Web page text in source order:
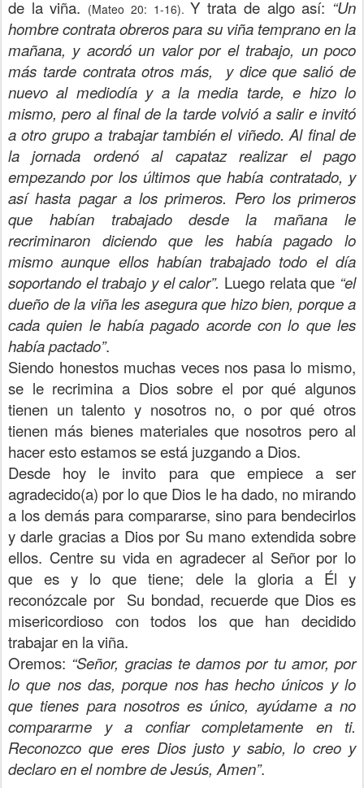
de la viña. (Mateo 20: 1-16). Y trata de algo así: “Un
hombre contrata obreros para su viña temprano en la
mañana, y acordó un valor por el trabajo, un poco
más tarde contrata otros más, y dice que salió de
nuevo al mediodía y a la media tarde, e hizo lo
mismo, pero al final de la tarde volvió a salir e invitó
a otro grupo a trabajar también el viñedo. Al final de
la jornada ordenó al capataz realizar el pago
empezando por los últimos que había contratado, y
así hasta pagar a los primeros. Pero los primeros
que habían trabajado desde la mañana le
recriminaron diciendo que les había pagado lo
mismo aunque ellos habían trabajado todo el día
soportando el trabajo y el calor”. Luego relata que “el
dueño de la viña les asegura que hizo bien, porque a
cada quien le había pagado acorde con lo que les
había pactado”.
Siendo honestos muchas veces nos pasa lo mismo,
se le recrimina a Dios sobre el por qué algunos
tienen un talento y nosotros no, o por qué otros
tienen más bienes materiales que nosotros pero al
hacer esto estamos se está juzgando a Dios.
Desde hoy le invito para que empiece a ser
agradecido(a) por lo que Dios le ha dado, no mirando
a los demás para compararse, sino para bendecirlos
y darle gracias a Dios por Su mano extendida sobre
ellos. Centre su vida en agradecer al Señor por lo
que es y lo que tiene; dele la gloria a Él y
reconózcale por Su bondad, recuerde que Dios es
misericordioso con todos los que han decidido
trabajar en la viña.
Oremos: “Señor, gracias te damos por tu amor, por
lo que nos das, porque nos has hecho únicos y lo
que tienes para nosotros es único, ayúdame a no
compararme y a confiar completamente en ti.
Reconozco que eres Dios justo y sabio, lo creo y
declaro en el nombre de Jesús, Amen”.